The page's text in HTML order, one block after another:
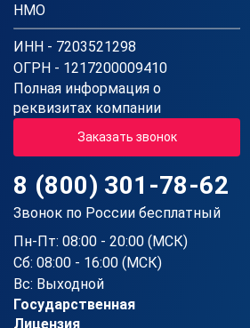
НМО
ИНН - 7203521298
ОГРН - 1217200009410
Полная информация о
реквизитах компании
Заказать звонок
8 (800) 301-78-62
Звонок по России бесплатный
Пн-Пт: 08:00 - 20:00 (МСК)
Сб: 08:00 - 16:00 (МСК)
Вс: Выходной
Государственная
Лицензия